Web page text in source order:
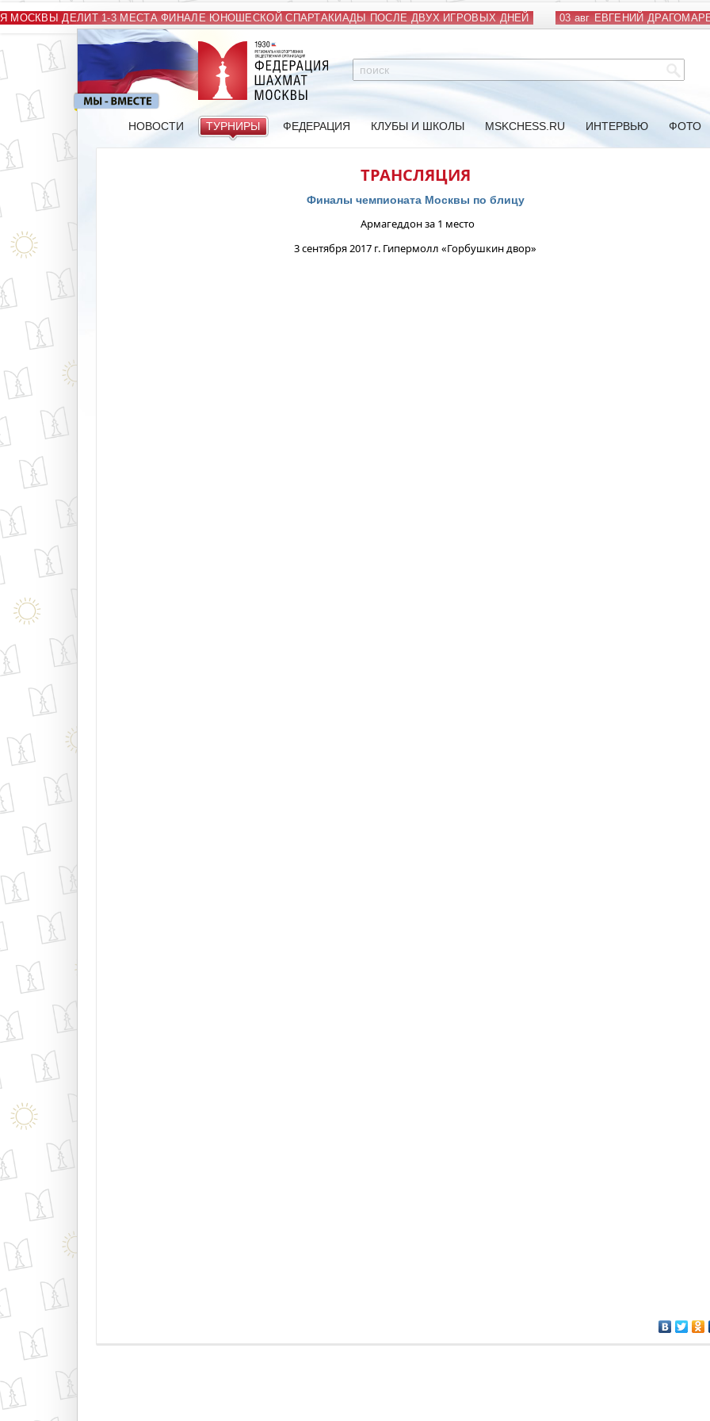
ДЕЛИТ 1-3 МЕСТА ФИНАЛЕ ЮНОШЕСКОЙ СПАРТАКИАДЫ ПОСЛЕ ДВУХ ИГРОВЫХ ДНЕЙ 03 авг ЕВГЕНИЙ
НОВОСТИ ТУРНИРЫ ФЕДЕРАЦИЯ КЛУБЫ И ШКОЛЫ MSKCHESS.RU ИНТЕРВЬЮ ФОТО
ТРАНСЛЯЦИЯ
Финалы чемпионата Москвы по блицу
Армагеддон за 1 место
3 сентября 2017 г. Гипермолл «Горбушкин двор»